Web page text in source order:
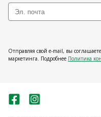
Отправляя свой e-mail, вы
маркетинга. Подробнее Политика